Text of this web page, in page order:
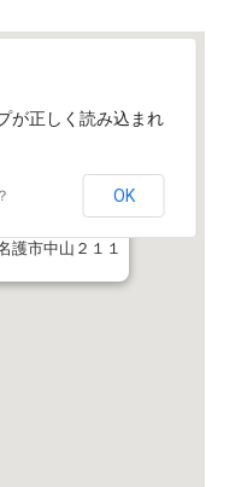
護市中山２１１
が正しく読み込まれ
OK